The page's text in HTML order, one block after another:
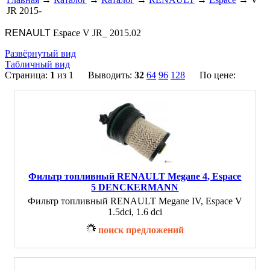
JR 2015-
RENAULT Espace V JR_ 2015.02
Развёрнутый вид
Табличный вид
Страница: 1 из 1 Выводить: 32 64 96 128 По цене:
Фильтр топливный RENAULT Megane 4, Espace
5 DENCKERMANN
Фильтр топливный RENAULT Megane IV, Espace V
1.5dci, 1.6 dci
поиск предложений